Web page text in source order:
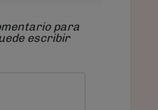
para
escribir